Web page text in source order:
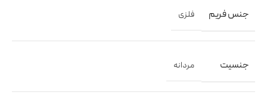
جنس فریم فلزی
جنسیت مردانه